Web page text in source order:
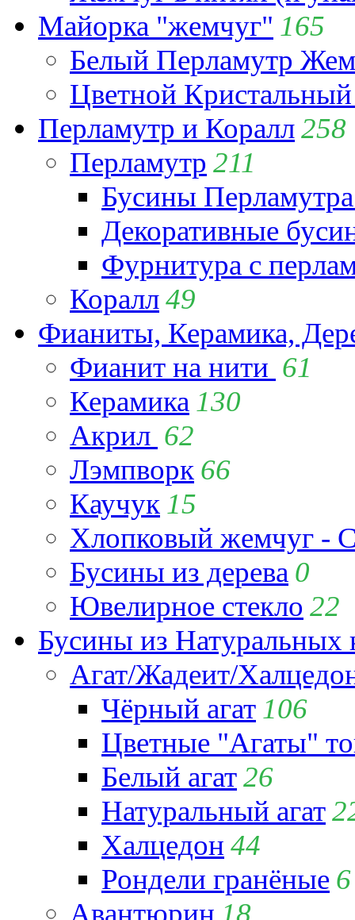
Майорка "жемчуг" 165
Белый Перламутр
Цветной
Перламутр и Коралл258
Перламутр 211
Бусины
Декоративные
Фурнитура с
Коралл49
Фианиты, Керамика,
Фианит на нити 61
Керамика 130
Акрил 62
Лэмпворк 66
Каучук 15
Хлопковый жемчуг -
Бусины из дерева 0
Ювелирное стекло 22
Бусины из Натуральных
Агат/Жадеит/
Чёрный агат 106
Цветные "Агаты"
Белый агат26
Натуральный агат
Халцедон 44
Рондели гранёные 6
Авантюрин 18